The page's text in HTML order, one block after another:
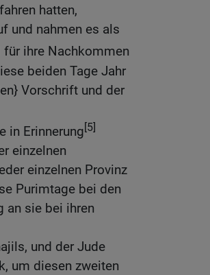
hatten,
und nahmen es als
ihre Nachkommen
beiden Tage Jahr
Vorschrift und der
in Erinnerung[5]
einzelnen
einzelnen Provinz
Purimtage bei den
an sie bei ihren
und der Jude
um diesen zweiten